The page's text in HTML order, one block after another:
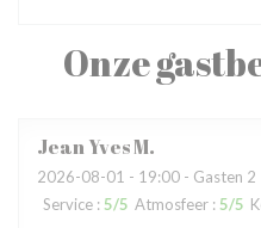
Onze
Jean YvesM
2026-08-01 - 19:00 - Gasten 2
Service : 5/5 Atmosfeer : 5/5